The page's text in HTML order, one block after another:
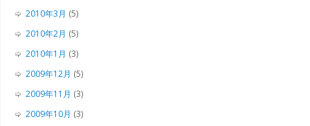
2010年3月 (5)
2010年2月 (5)
2010年1月 (3)
2009年12月 (5)
2009年11月 (3)
2009年10月 (3)